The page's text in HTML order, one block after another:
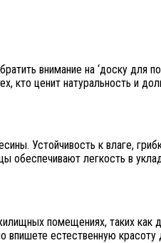
внимание на ‘доску для
ценит натуральность и
Устойчивость к влаге,
обеспечивают легкость в
помещениях, таких
впишете естественную